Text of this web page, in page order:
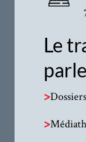
Le
>
>